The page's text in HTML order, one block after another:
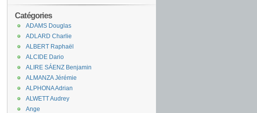
Catégories
ADAMS Douglas
ADLARD Charlie
ALBERT Raphaël
ALCIDE Dario
ALIRE SÁENZ Benjamin
ALMANZA Jérémie
ALPHONA Adrian
ALWETT Audrey
Ange